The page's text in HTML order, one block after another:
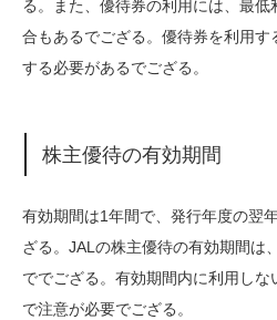
る。また、優待券の利用には、最
合もあるでござる。優待券を利用
する必要があるでござる。
株主優待の有効期間
有効期間は1年間で、発行年度の翌
ざる。JALの株主優待の有効期間は
ででござる。有効期間内に利用し
で注意が必要でござる。